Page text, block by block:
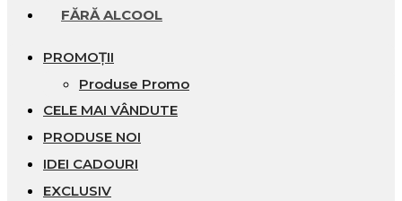
FĂRĂ ALCOOL
PROMOȚII
Produse Promo
CELE MAI VÂNDUTE
PRODUSE NOI
IDEI CADOURI
EXCLUSIV